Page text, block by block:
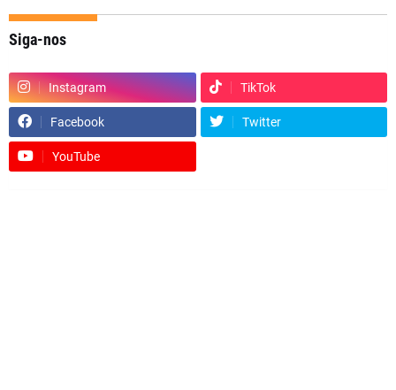
Siga-nos
Instagram TikTok
Facebook Twitter
YouTube